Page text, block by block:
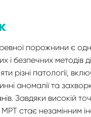
порожнини є
і безпечних методів
різні патології,
аномалії та
Завдяки високій
МРТ стає незамінним